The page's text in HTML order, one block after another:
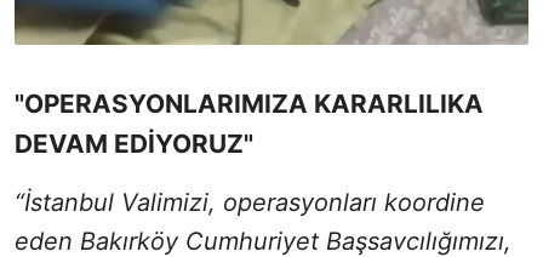
"OPERASYONLARIMIZA KARARLILIKA
DEVAM EDİYORUZ"
“İstanbul Valimizi, operasyonları koordine
eden Bakırköy Cumhuriyet Başsavcılığımızı,